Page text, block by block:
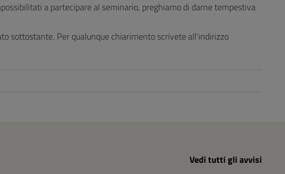
a partecipare al seminario, preghiamo di darne tempestiva
sottostante. Per qualunque chiarimento scrivete all'indirizzo
Vedi tutti gli avvisi